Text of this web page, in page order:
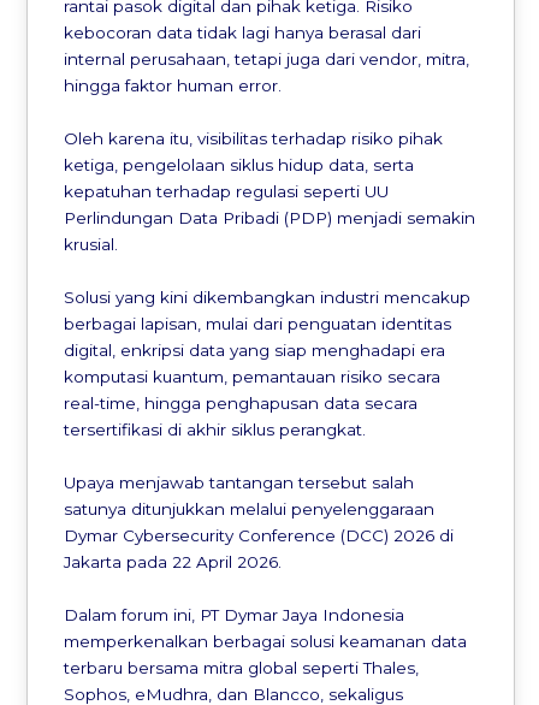
rantai pasok digital dan pihak ketiga. Risiko
kebocoran data tidak lagi hanya berasal dari
internal perusahaan, tetapi juga dari vendor, mitra,
hingga faktor human error.
Oleh karena itu, visibilitas terhadap risiko pihak
ketiga, pengelolaan siklus hidup data, serta
kepatuhan terhadap regulasi seperti UU
Perlindungan Data Pribadi (PDP) menjadi semakin
krusial.
Solusi yang kini dikembangkan industri mencakup
berbagai lapisan, mulai dari penguatan identitas
digital, enkripsi data yang siap menghadapi era
komputasi kuantum, pemantauan risiko secara
real-time, hingga penghapusan data secara
tersertifikasi di akhir siklus perangkat.
Upaya menjawab tantangan tersebut salah
satunya ditunjukkan melalui penyelenggaraan
Dymar Cybersecurity Conference (DCC) 2026 di
Jakarta pada 22 April 2026.
Dalam forum ini, PT Dymar Jaya Indonesia
memperkenalkan berbagai solusi keamanan data
terbaru bersama mitra global seperti Thales,
Sophos, eMudhra, dan Blancco, sekaligus